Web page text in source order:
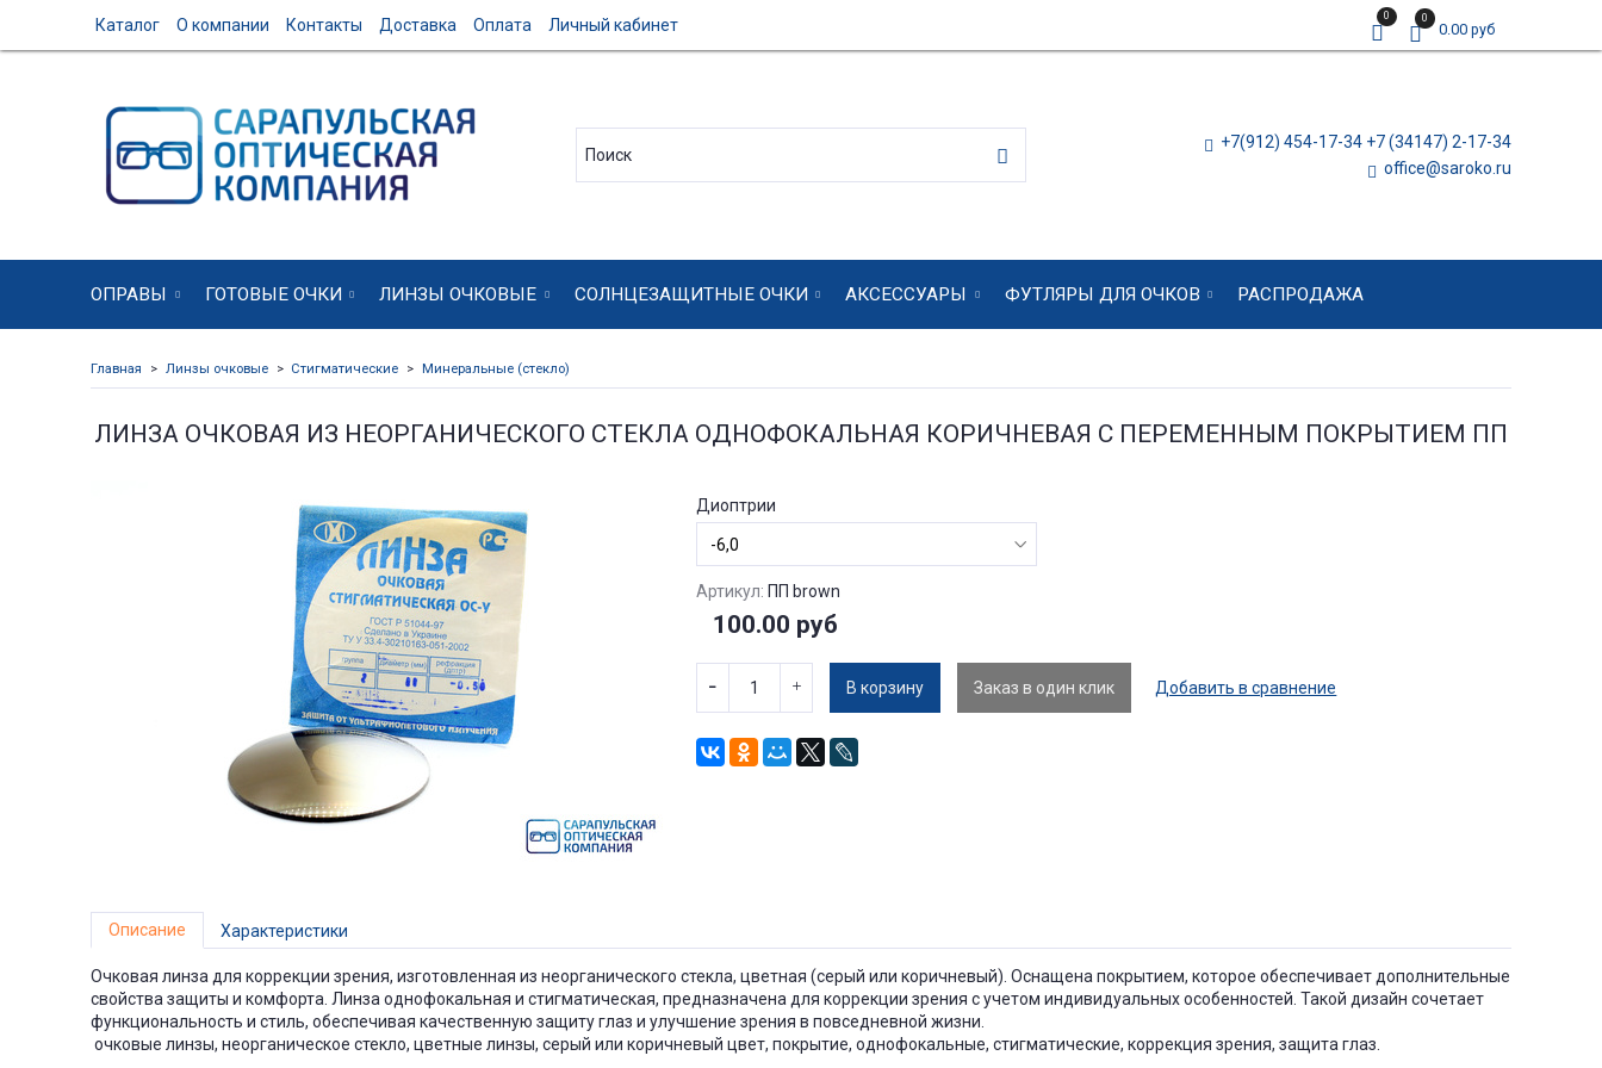
Каталог О компании Контакты Доставка Оплата Личный кабинет 0 0
0.00 руб
+7(912) 454-17-34 +7 (34147) 2-17-34
office@saroko.ru
ОПРАВЫ ГОТОВЫЕ ОЧКИ ЛИНЗЫ ОЧКОВЫЕ СОЛНЦЕЗАЩИТНЫЕ ОЧКИ АКСЕССУАРЫ ФУТЛЯРЫ ДЛЯ ОЧКОВ РАСПРОДАЖА
Главная Линзы очковые Стигматические Минеральные (стекло)
ЛИНЗА ОЧКОВАЯ ИЗ НЕОРГАНИЧЕСКОГО СТЕКЛА ОДНОФОКАЛЬНАЯ КОРИЧНЕВАЯ С ПЕРЕМЕННЫМ ПОКРЫТИЕМ ПП
Диоптрии
Артикул: ПП brown
100.00 руб
В корзину Заказ в один клик Добавить в сравнение
Описание
Очковая линза для коррекции зрения, изготовленная из неорганического стекла, цветная (серый или коричневый). Оснащена покрытием, которое обеспечивает дополнительные
свойства защиты и комфорта. Линза однофокальная и стигматическая, предназначена для коррекции зрения с учетом индивидуальных особенностей. Такой дизайн сочетает
функциональность и стиль, обеспечивая качественную защиту глаз и улучшение зрения в повседневной жизни.
очковые линзы, неорганическое стекло, цветные линзы, серый или коричневый цвет, покрытие, однофокальные, стигматические, коррекция зрения, защита глаз.
Характеристики